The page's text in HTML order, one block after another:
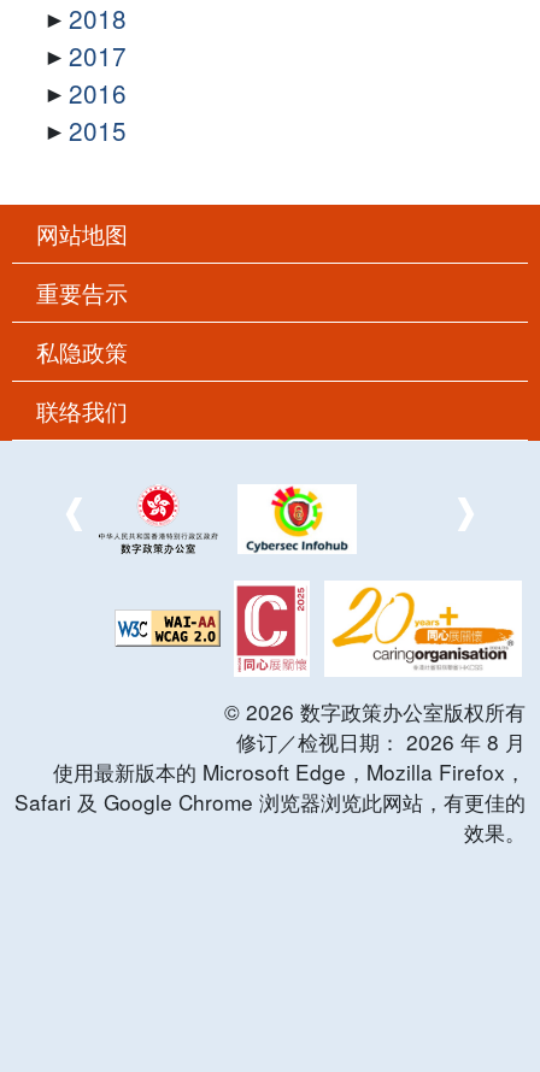
2018
2017
2016
2015
网站地图
重要告示
私隐政策
联络我们
© 2026 数字政策办公室版权所有
修订／检视日期： 2026 年 8 月
使用最新版本的 Microsoft Edge，Mozilla Firefox，
Safari 及 Google Chrome 浏览器浏览此网站，有更佳的
效果。